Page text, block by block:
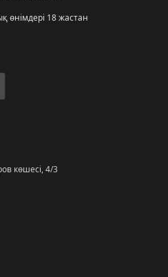
өнімдері 18 жастан
көшесі, 4/3